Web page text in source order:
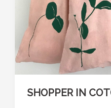
SHOPPER IN